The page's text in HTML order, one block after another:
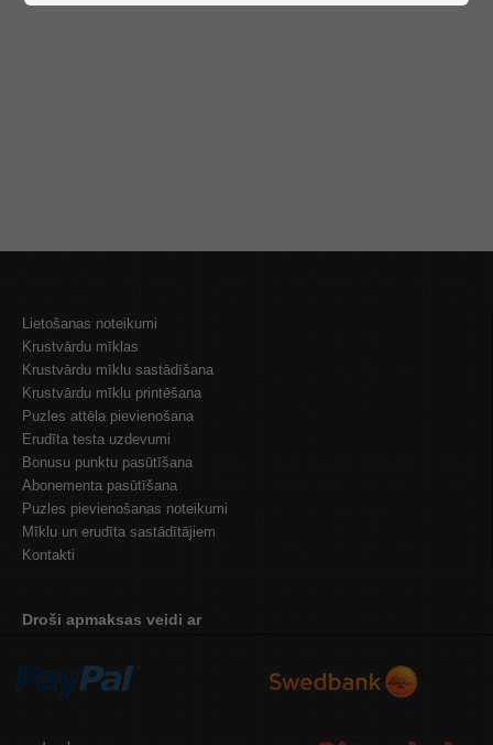
Lietošanas noteikumi
Krustvārdu mīklas
Krustvārdu mīklu sastādīšana
Krustvārdu mīklu printēšana
Puzles attēla pievienošana
Erudīta testa uzdevumi
Bonusu punktu pasūtīšana
Abonementa pasūtīšana
Puzles pievienošanas noteikumi
Mīklu un erudīta sastādītājiem
Kontakti
Droši apmaksas veidi ar